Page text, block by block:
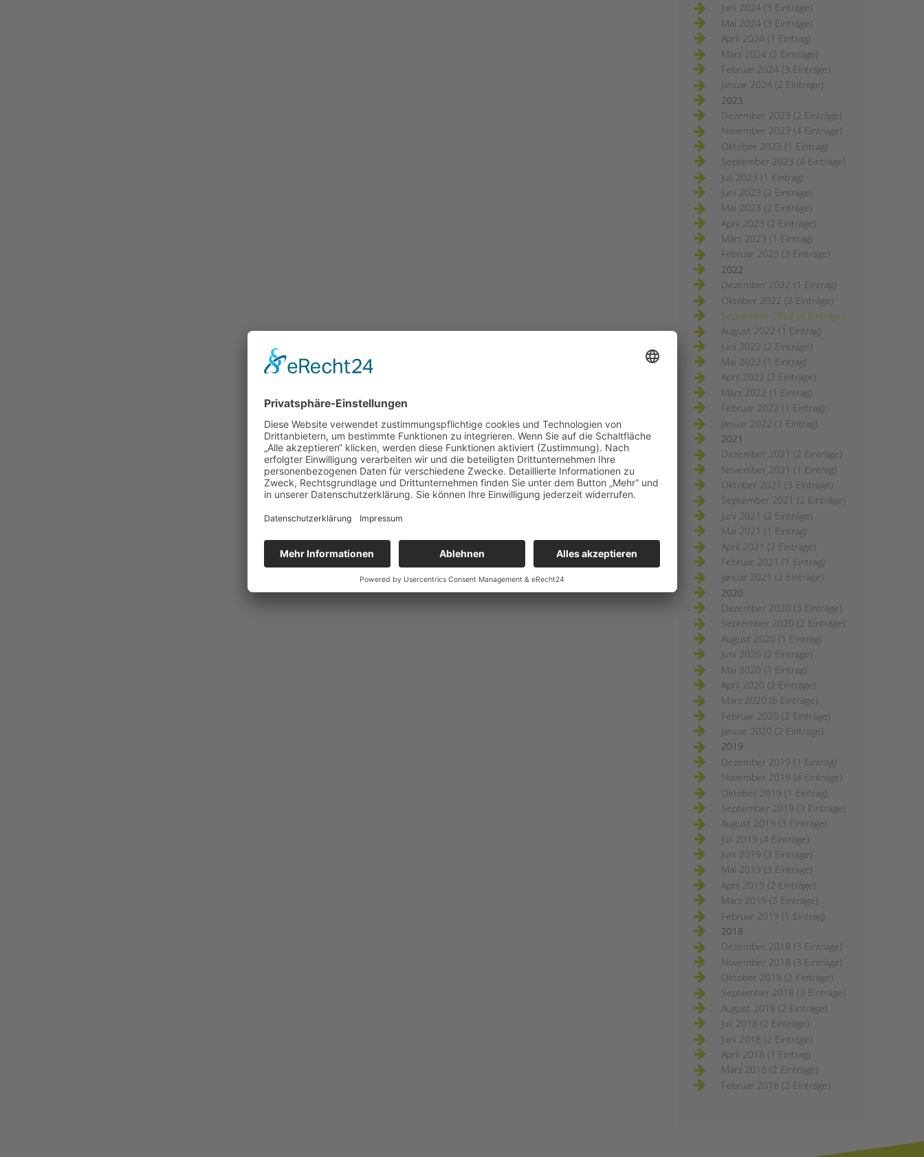
Juni 2024 (3 Einträge)
Mai 2024 (3 Einträge)
April 2024 (1 Eintrag)
März 2024 (2 Einträge)
Februar 2024 (3 Einträge)
Januar 2024 (2 Einträge)
2023
Dezember 2023 (2 Einträge)
November 2023 (4 Einträge)
Oktober 2023 (1 Eintrag)
September 2023 (4 Einträge)
Juli 2023 (1 Eintrag)
Juni 2023 (2 Einträge)
Mai 2023 (2 Einträge)
April 2023 (2 Einträge)
März 2023 (1 Eintrag)
Februar 2023 (3 Einträge)
2022
Dezember 2022 (1 Eintrag)
Oktober 2022 (2 Einträge)
September 2022 (4 Einträge)
August 2022 (1 Eintrag)
Juni 2022 (2 Einträge)
Mai 2022 (1 Eintrag)
April 2022 (2 Einträge)
März 2022 (1 Eintrag)
Februar 2022 (1 Eintrag)
Januar 2022 (1 Eintrag)
2021
Dezember 2021 (2 Einträge)
November 2021 (1 Eintrag)
Oktober 2021 (3 Einträge)
September 2021 (2 Einträge)
Juni 2021 (2 Einträge)
Mai 2021 (1 Eintrag)
April 2021 (2 Einträge)
Februar 2021 (1 Eintrag)
Januar 2021 (2 Einträge)
2020
Dezember 2020 (3 Einträge)
September 2020 (2 Einträge)
August 2020 (1 Eintrag)
Juni 2020 (2 Einträge)
Mai 2020 (1 Eintrag)
April 2020 (2 Einträge)
März 2020 (6 Einträge)
Februar 2020 (2 Einträge)
Januar 2020 (2 Einträge)
2019
Dezember 2019 (1 Eintrag)
November 2019 (4 Einträge)
Oktober 2019 (1 Eintrag)
September 2019 (3 Einträge)
August 2019 (3 Einträge)
Juli 2019 (4 Einträge)
Juni 2019 (3 Einträge)
Mai 2019 (3 Einträge)
April 2019 (2 Einträge)
März 2019 (3 Einträge)
Februar 2019 (1 Eintrag)
2018
Dezember 2018 (3 Einträge)
November 2018 (3 Einträge)
Oktober 2018 (2 Einträge)
September 2018 (3 Einträge)
August 2018 (2 Einträge)
Juli 2018 (2 Einträge)
Juni 2018 (2 Einträge)
April 2018 (1 Eintrag)
März 2018 (2 Einträge)
Februar 2018 (2 Einträge)